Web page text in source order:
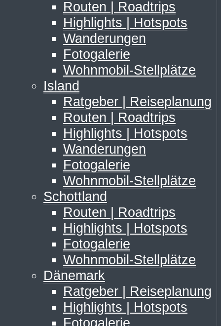
Routen | Roadtrips
Highlights | Hotspots
Wanderungen
Fotogalerie
Wohnmobil-Stellplätze
Island
Ratgeber | Reiseplanung
Routen | Roadtrips
Highlights | Hotspots
Wanderungen
Fotogalerie
Wohnmobil-Stellplätze
Schottland
Routen | Roadtrips
Highlights | Hotspots
Fotogalerie
Wohnmobil-Stellplätze
Dänemark
Ratgeber | Reiseplanung
Highlights | Hotspots
Fotogalerie